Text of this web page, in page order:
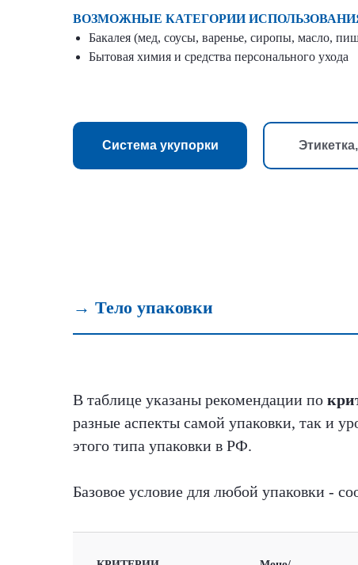
ВОЗМОЖНЫЕ КАТЕГОРИИ
Бакалея (мед, соусы, варенье, сиропы, масло,
Бытовая химия и средства персонального ухода
Система укупорки
→ Тело упаковки
В таблице указаны рекомендации по
разные аспекты самой упаковки, так и
этого типа упаковки в РФ.
Базовое условие для любой упаковки -